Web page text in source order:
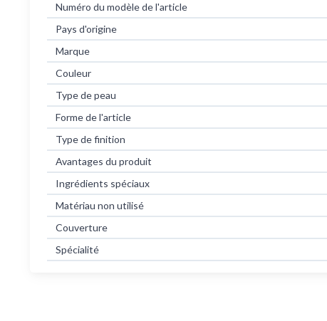
Numéro du modèle de l'article
Pays d'origine
Marque
Couleur
Type de peau
Forme de l'article
Type de finition
Avantages du produit
Ingrédients spéciaux
Matériau non utilisé
Couverture
Spécialité